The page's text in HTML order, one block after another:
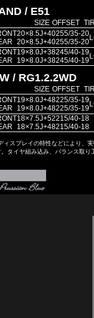
/ E51
SIZE OFFSET
20×8.5J
20×8.5J
+40
+40
255/35-20
255/35-20
19×8.0J
19×8.0J
+38
+38
245/40-19
245/40-19
/ RG1.2.2WD
SIZE OFFSET
19×8.0J
19×8.0J
+48
+48
225/35-19
225/35-19
18×7.5J
18×7.5J
+52
+48
215/40-18
215/40-18
スプレイの特性などにより、
タイヤ組み込み、バランス取り